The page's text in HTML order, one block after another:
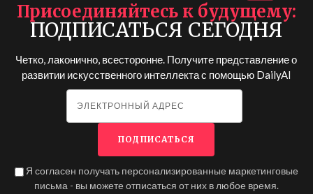
Присоединяйтесь к будущему
ПОДПИСАТЬСЯ СЕГОДНЯ
Четко, лаконично, всесторонне. Получите представление о
развитии искусственного интеллекта с помощью DailyAI
Я согласен получать персонализированные маркетинговые
письма - вы можете отписаться от них в любое время.